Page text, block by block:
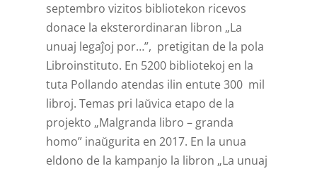
septembro vizitos bibliotekon ricevos
donace la eksterordinaran libron „La
unuaj legaĵoj por…”, pretigitan de la pola
Libroinstituto. En 5200 bibliotekoj en la
tuta Pollando atendas ilin entute 300 mil
libroj. Temas pri laŭvica etapo de la
projekto „Malgranda libro – granda
homo” inaŭgurita en 2017. En la unua
eldono de la kampanjo la libron „La unuaj